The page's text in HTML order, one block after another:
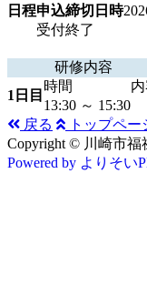
日程申込締切日時
受付終了
研修内容
1日目
時間
13:30 ～ 15:30
戻る
トップペー
Copyright © 川崎市福
Powered by よりそい